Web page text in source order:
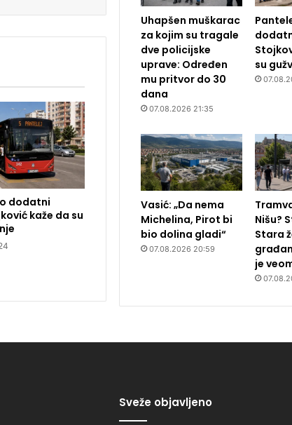
dodatni
kaže da su
Uhapšen muškarac
za kojim su tragale
dve policijske
uprave: Određen
mu pritvor do 30
dana
07.08.2026 21:35
su
Vasić: „Da nema
Michelina, Pirot bi
bio dolina gladi“
07.08.2026 20:59
Nišu?
Stara
je
Sveže objavljeno